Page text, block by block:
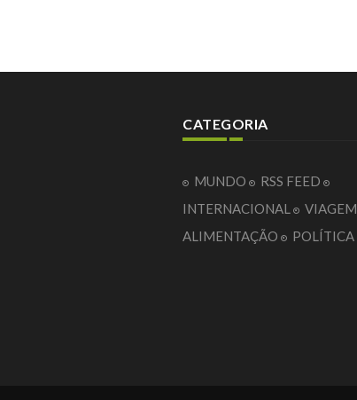
CATEGORIA
MUNDO
RSS FEED
INTERNACIONAL
VIAGEM
ALIMENTAÇÃO
POLÍTICA